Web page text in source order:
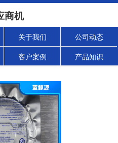
商机
关于我们 公司动态
客户案例 产品知识